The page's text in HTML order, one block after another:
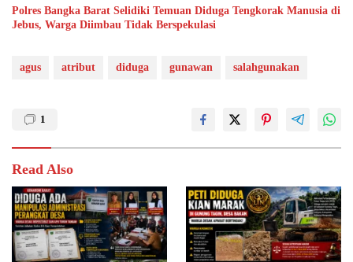
Polres Bangka Barat Selidiki Temuan Diduga Tengkorak Manusia di
Jebus, Warga Diimbau Tidak Berspekulasi
agus atribut diduga gunawan salahgunakan
1
Read Also